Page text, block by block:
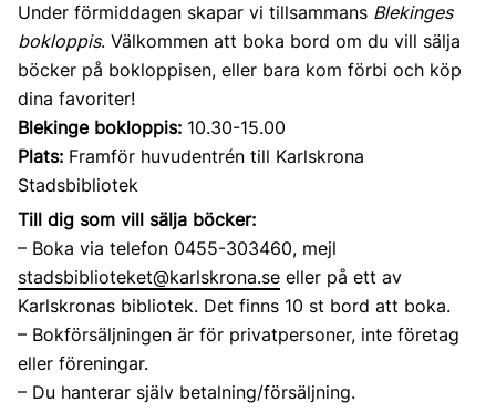
Under förmiddagen skapar vi tillsammans Blekinges
bokloppis. Välkommen att boka bord om du vill sälja
böcker på bokloppisen, eller bara kom förbi och köp
dina favoriter!
Blekinge bokloppis: 10.30-15.00
Plats: Framför huvudentrén till Karlskrona
Stadsbibliotek
Till dig som vill sälja böcker:
– Boka via telefon 0455-303460, mejl
stadsbiblioteket@karlskrona.se eller på ett av
Karlskronas bibliotek. Det finns 10 st bord att boka.
– Bokförsäljningen är för privatpersoner, inte företag
eller föreningar.
– Du hanterar själv betalning/försäljning.